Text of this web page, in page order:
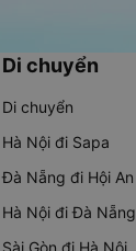
Di chuyển
Di chuyển
Hà Nội đi Sapa
Đà Nẵng đi Hội An
Hà Nội đi Đà Nẵng